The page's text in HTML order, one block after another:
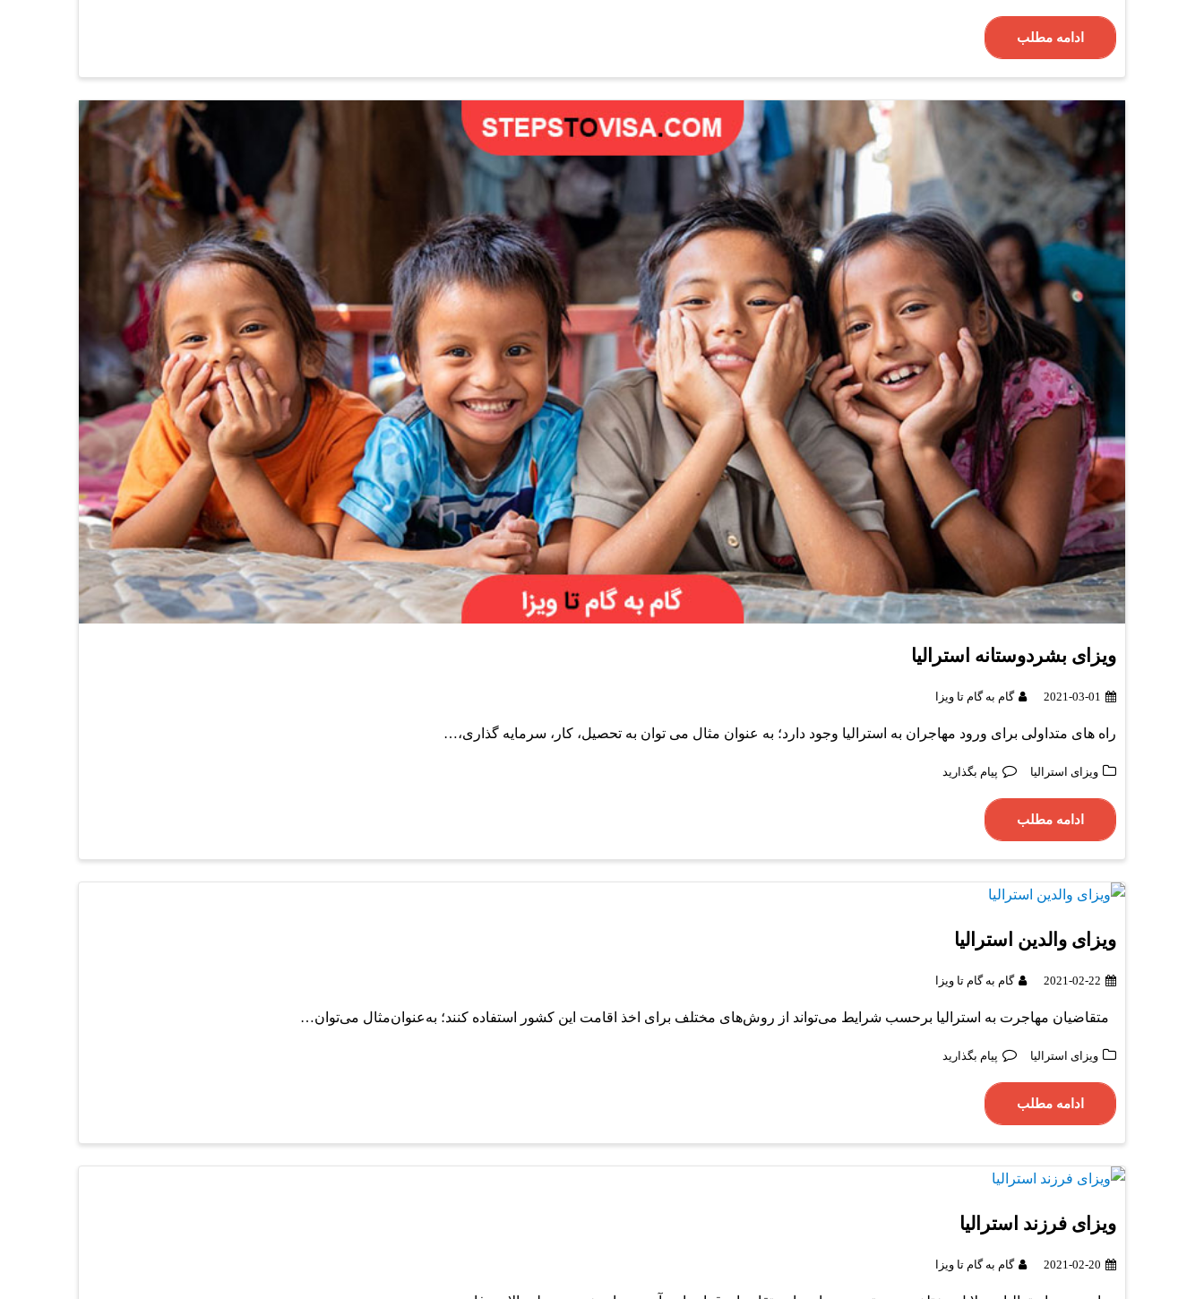
ادامه مطلب
ویزای بشردوستانه استرالیا
2021-03-01 گام به گام تا ویزا
راه های متداولی برای ورود مهاجران به استرالیا وجود دارد؛ به عنوان مثال می توان به تحصیل، کار، سرمایه گذاری،…
ویزای استرالیا پیام بگذارید
ادامه مطلب
ویزای والدین استرالیا
2021-02-22 گام به گام تا ویزا
متقاضیان مهاجرت به استرالیا برحسب شرایط می‌تواند از روش‌های مختلف برای اخذ اقامت این کشور استفاده کنند؛ به‌عنوان‌مثال می‌توان…
ویزای استرالیا پیام بگذارید
ادامه مطلب
ویزای فرزند استرالیا
2021-02-20 گام به گام تا ویزا